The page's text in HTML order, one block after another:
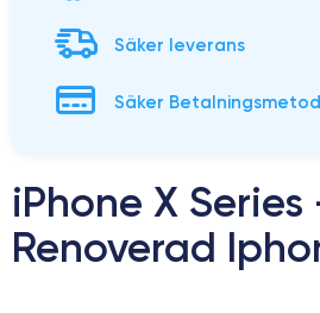
Säker leverans
Säker Betalningsmetod
iPhone X Series
Renoverad